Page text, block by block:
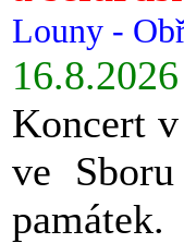
Louny -
Koncert
ve
památek.